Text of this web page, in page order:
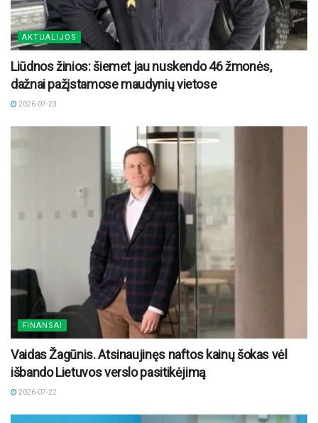
AKTUALIJOS
Liūdnos žinios: šiemet jau nuskendo 46 žmonės,
dažnai pažįstamose maudynių vietose
2026-07-23
FINANSAI
Vaidas Žagūnis. Atsinaujinęs naftos kainų šokas vėl
išbando Lietuvos verslo pasitikėjimą
2026-07-22